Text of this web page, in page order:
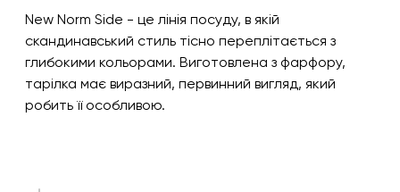
New Norm Side - це лінія посуду, в якій
скандинавський стиль тісно переплітається з
глибокими кольорами. Виготовлена з фарфору,
тарілка має виразний, первинний вигляд, який
робить її особливою.